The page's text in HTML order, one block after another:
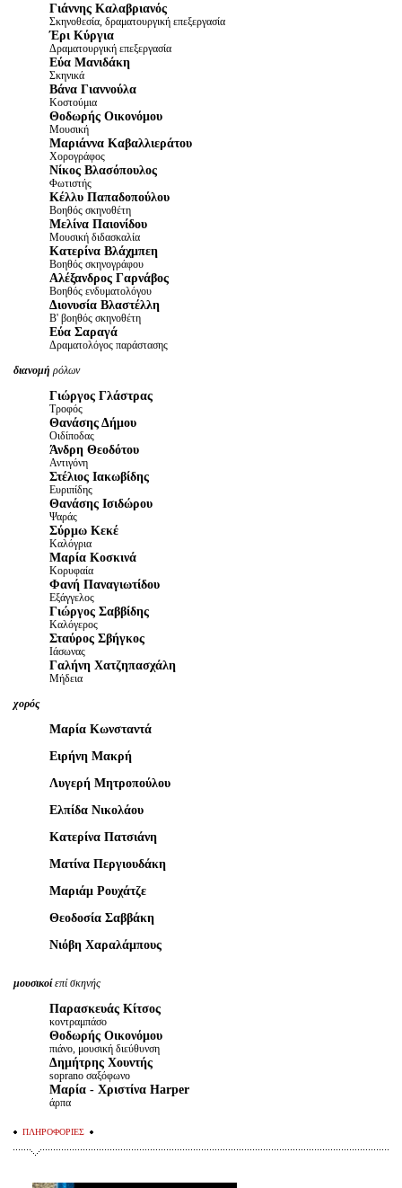
Γιάννης Καλαβριανός
Σκηνοθεσία, δραματουργική επεξεργασία
Έρι Κύργια
Δραματουργική επεξεργασία
Εύα Μανιδάκη
Σκηνικά
Βάνα Γιαννούλα
Κοστούμια
Θοδωρής Οικονόμου
Μουσική
Μαριάννα Καβαλλιεράτου
Χορογράφος
Νίκος Βλασόπουλος
Φωτιστής
Κέλλυ Παπαδοπούλου
Βοηθός σκηνοθέτη
Μελίνα Παιονίδου
Μουσική διδασκαλία
Κατερίνα Βλάχμπεη
Βοηθός σκηνογράφου
Αλέξανδρος Γαρνάβος
Βοηθός ενδυματολόγου
Διονυσία Βλαστέλλη
Β' βοηθός σκηνοθέτη
Εύα Σαραγά
Δραματολόγος παράστασης
διανομή ρόλων
Γιώργος Γλάστρας
Τροφός
Θανάσης Δήμου
Οιδίποδας
Άνδρη Θεοδότου
Αντιγόνη
Στέλιος Ιακωβίδης
Ευριπίδης
Θανάσης Ισιδώρου
Ψαράς
Σύρμω Κεκέ
Καλόγρια
Μαρία Κοσκινά
Κορυφαία
Φανή Παναγιωτίδου
Εξάγγελος
Γιώργος Σαββίδης
Καλόγερος
Σταύρος Σβήγκος
Ιάσωνας
Γαλήνη Χατζηπασχάλη
Μήδεια
χορός
Μαρία Κωνσταντά
Ειρήνη Μακρή
Λυγερή Μητροπούλου
Ελπίδα Νικολάου
Κατερίνα Πατσιάνη
Ματίνα Περγιουδάκη
Μαριάμ Ρουχάτζε
Θεοδοσία Σαββάκη
Νιόβη Χαραλάμπους
μουσικοίεπί σκηνής
Παρασκευάς Κίτσος
κοντραμπάσο
Θοδωρής Οικονόμου
πιάνο, μουσική διεύθυνση
Δημήτρης Χουντής
soprano σαξόφωνο
Μαρία - Χριστίνα Harper
άρπα
ΠΛΗΡΟΦΟΡΙΕΣ